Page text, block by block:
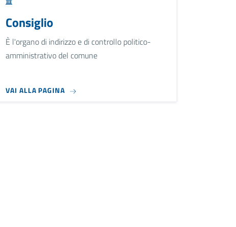
Consiglio
È l'organo di indirizzo e di controllo politico-
amministrativo del comune
VAI ALLA PAGINA